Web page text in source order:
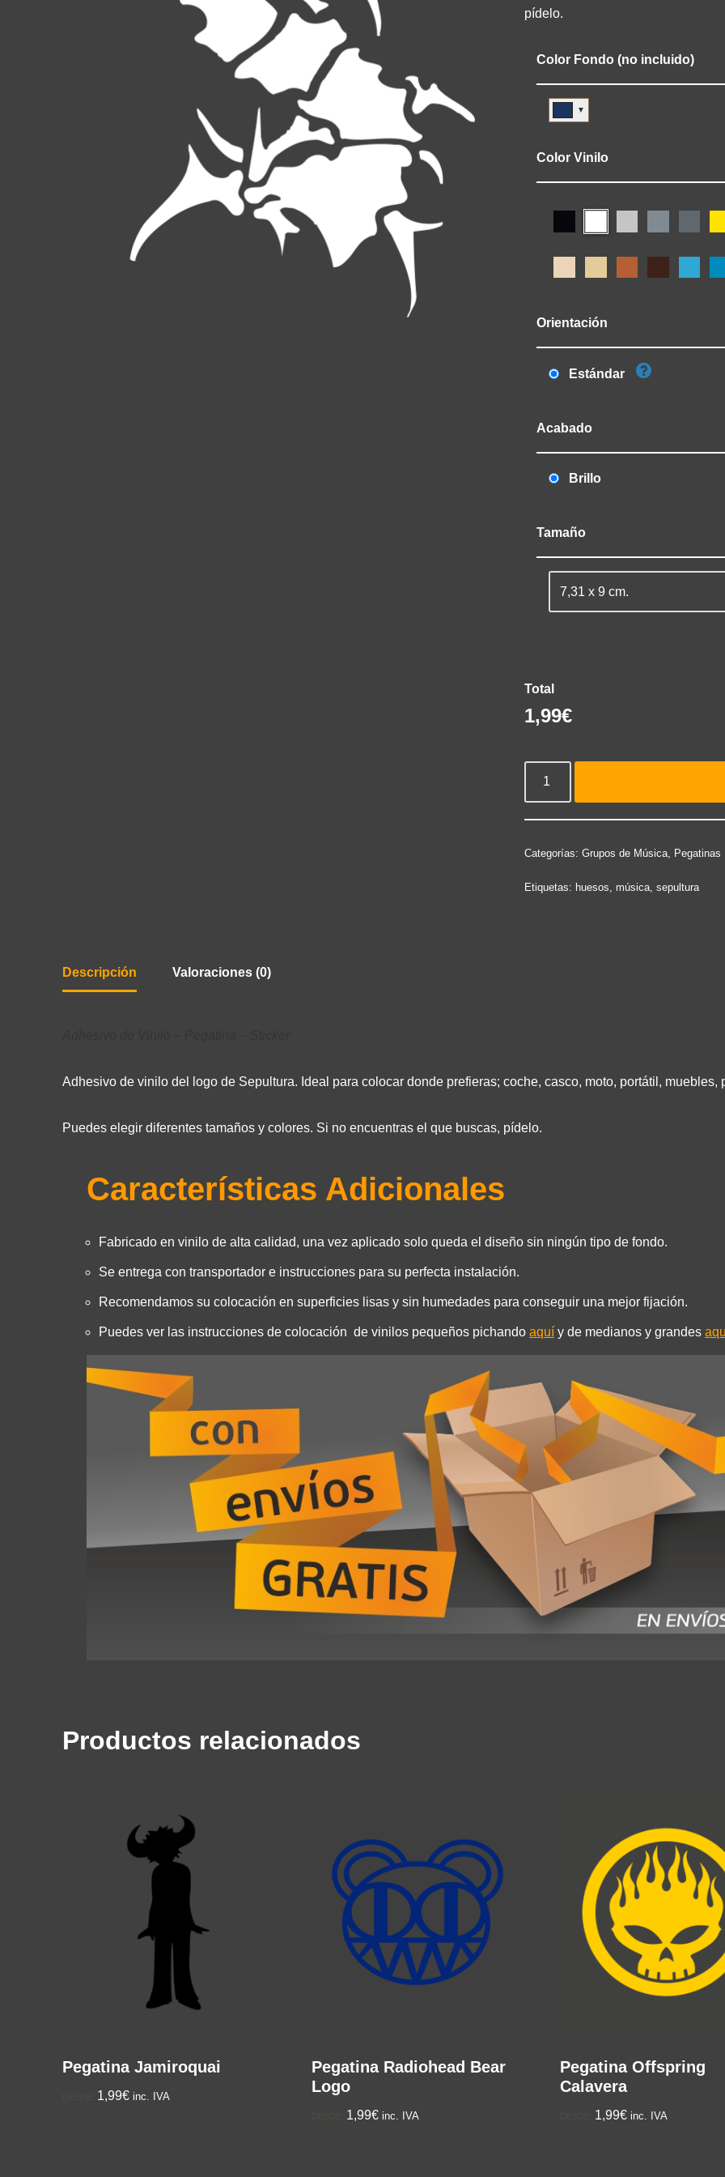
pídelo.
Color Fondo (no incluido)
▼
Color Vinilo
Orientación
Estándar
Acabado
Brillo
Tamaño
Total
1,99€
Categorías:Grupos de Música Pegatinas
Etiquetas: huesos música ,sepultura
Descripción Valoraciones (0)
Adhesivo de vinilo del logo de Sepultura. Ideal para colocar donde prefieras; coche, casco, moto, portátil, muebles,
Puedes elegir diferentes tamaños y colores. Si no encuentras el que buscas, pídelo.
Características Adicionales
Fabricado en vinilo de alta calidad, una vez aplicado solo queda el diseño sin ningún tipo de fondo.
Se entrega con transportador e instrucciones para su perfecta instalación.
Recomendamos su colocación en superficies lisas y sin humedades para conseguir una mejor fijación.
Puedes ver las instrucciones de colocación de vinilos pequeños pichando aquí y de medianos y grandes
Productos relacionados
Pegatina Jamiroquai
1,99€ inc. IVA
Pegatina Radiohead Bear
Logo
1,99€ inc. IVA
Pegatina Offspring
Calavera
1,99€ inc. IVA